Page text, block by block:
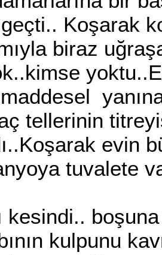
Koşarak
biraz
tellerinin
evin
tuvalete
kesindi..
kulpunu